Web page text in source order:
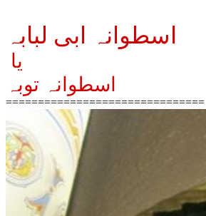
اسطوانہ ابی لبابہ
یا
اسطوانہ توبہ
===============================